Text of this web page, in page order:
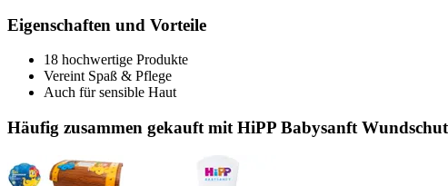
Eigenschaften und Vorteile
18 hochwertige Produkte
Vereint Spaß & Pflege
Auch für sensible Haut
Häufig zusammen gekauft mit HiPP Babysanft